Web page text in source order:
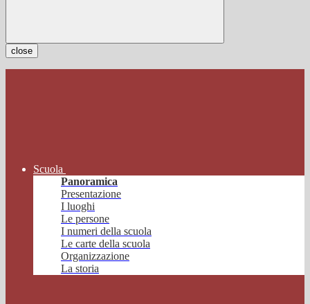
close
Scuola
Panoramica
Presentazione
I luoghi
Le persone
I numeri della scuola
Le carte della scuola
Organizzazione
La storia